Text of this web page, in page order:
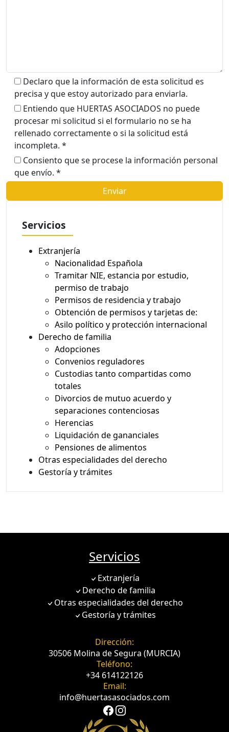
Declaro que la información de esta solicitud es
precisa y que estoy autorizado para enviarla.
Entiendo que HUERTAS ASOCIADOS no puede
procesar mi solicitud si el formulario no se ha
rellenado correctamente o si la solicitud está
incompleta. *
Consiento que se procese la información personal
que envío. *
Servicios
Extranjería
Nacionalidad Española
Tramitar NIE, estancia por estudio,
permiso de trabajo
Permisos de residencia y trabajo
Obtención de permisos y tarjetas de:
Asilo político y protección internacional
Derecho de familia
Adopciones
Convenios reguladores
Custodias tanto compartidas como
totales
Divorcios de mutuo acuerdo y
separaciones contenciosas
Herencias
Liquidación de gananciales
Pensiones de alimentos
Otras especialidades del derecho
Gestoría y trámites
Servicios
Extranjería
Derecho de familia
Otras especialidades del derecho
Gestoría y trámites
Dirección:
30506 Molina de Segura (MURCIA)
Teléfono:
+34 614122126
Email:
info@huertasasociados.com